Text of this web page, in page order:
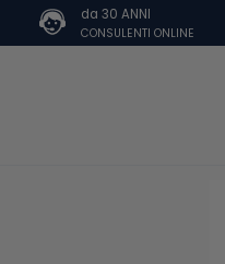
da 30 ANNI
CONSULENTI ONLINE